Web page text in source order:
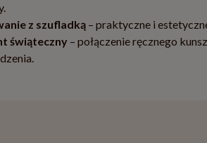
z szufladką – praktyczne i
świąteczny – połączenie ręcznego